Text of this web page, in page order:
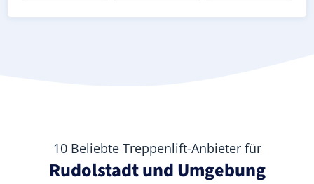
10 Beliebte Treppenlift-Anbieter für
Rudolstadt und Umgebung